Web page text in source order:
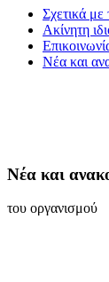
Σχετικά με
Ακίνητη
Νέα και
Νέα και
του οργανισμού